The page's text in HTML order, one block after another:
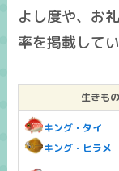
よし度や、お
率を掲載して
生きもの
キング・タイ
キング・ヒラメ